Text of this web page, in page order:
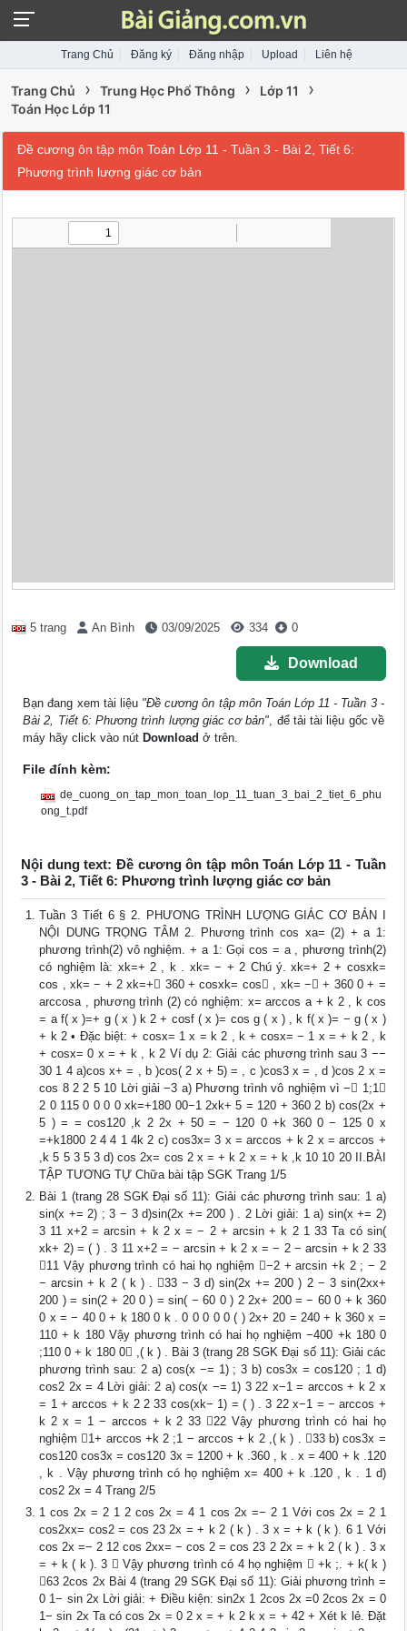
Trang Chủ Đăng ký Đăng nhập Upload Liên hệ
Trang Chủ › Trung Học Phổ Thông › Lớp 11 ›
Toán Học Lớp 11
Đề cương ôn tập môn Toán Lớp 11 - Tuần 3 - Bài 2, Tiết 6:
Phương trình lượng giác cơ bản
5 trang An Bình 03/09/2025 334 0
Download
Bạn đang xem tài liệu "Đề cương ôn tập môn Toán Lớp 11 - Tuần 3 -
Bài 2, Tiết 6: Phương trình lượng giác cơ bản", để tải tài liệu gốc về
máy hãy click vào nút Download ở trên.
File đính kèm:
de_cuong_on_tap_mon_toan_lop_11_tuan_3_bai_2_tiet_6_phu
ong_t.pdf
Nội dung text: Đề cương ôn tập môn Toán Lớp 11 - Tuần
3 - Bài 2, Tiết 6: Phương trình lượng giác cơ bản
Tuần 3 Tiết 6 § 2. PHƯƠNG TRÌNH LƯỢNG GIÁC CƠ BẢN I
NỘI DUNG TRỌNG TÂM 2. Phương trình cos xa= (2) + a 1:
phương trình(2) vô nghiệm. + a 1: Gọi cos = a , phương trình(2)
có nghiệm là: xk=+ 2 , k . xk= − + 2 Chú ý. xk=+ 2 + cosxk=
cos , xk= − + 2 xk=+ 360 + cosxk= cos , xk= − + 360 0 + =
arccosa , phương trình (2) có nghiệm: x= arccos a + k 2 , k cos
= a f( x )=+ g ( x ) k 2 + cosf ( x )= cos g ( x ) , k f( x )= − g ( x )
+ k 2 • Đặc biệt: + cosx= 1 x = k 2 , k + cosx= − 1 x = + k 2 , k
+ cosx= 0 x = + k , k 2 Ví dụ 2: Giải các phương trình sau 3 −−
30 1 4 a)cos x+ = , b )cos( 2 x + 5) = , c )cos3 x = , d )cos 2 x =
cos 8 2 2 5 10 Lời giải −3 a) Phương trình vô nghiệm vì − 1;1
2 0 115 0 0 0 0 xk=+180 00−1 2xk+ 5 = 120 + 360 2 b) cos(2x +
5 ) = = cos120 ,k 2 2x + 50 = − 120 0 +k 360 0 − 125 0 x
=+k1800 2 4 4 1 4k 2 c) cos3x= 3 x = arccos + k 2 x = arccos +
,k 5 5 3 5 3 d) cos 2x= cos 2 x = + k 2 x = + k ,k 10 10 20 II.BÀI
TẬP TƯƠNG TỰ Chữa bài tập SGK Trang 1/5
Bài 1 (trang 28 SGK Đại số 11): Giải các phương trình sau: 1 a)
sin(x += 2) ; 3 − 3 d)sin(2x += 200 ) . 2 Lời giải: 1 a) sin(x += 2)
3 11 x+2 = arcsin + k 2 x = − 2 + arcsin + k 2 1 33 Ta có sin(
xk+ 2) = ( ) . 3 11 x+2 = − arcsin + k 2 x = − 2 − arcsin + k 2 33
11 Vậy phương trình có hai họ nghiệm −2 + arcsin +k 2 ; − 2
− arcsin + k 2 ( k ) . 33 − 3 d) sin(2x += 200 ) 2 − 3 sin(2xx+
200 ) = sin(2 + 20 0 ) = sin( − 60 0 ) 2 2x+ 200 = − 60 0 + k 360
0 x = − 40 0 + k 180 0 k . 0 0 0 0 0 ( ) 2x+ 20 = 240 + k 360 x =
110 + k 180 Vậy phương trình có hai họ nghiệm −400 +k 180 0
;110 0 + k 180 0 ,( k ) . Bài 3 (trang 28 SGK Đại số 11): Giải các
phương trình sau: 2 a) cos(x −= 1) ; 3 b) cos3x = cos120 ; 1 d)
cos2 2x = 4 Lời giải: 2 a) cos(x −= 1) 3 22 x−1 = arccos + k 2 x
= 1 + arccos + k 2 2 33 cos(xk− 1) = ( ) . 3 22 x−1 = − arccos +
k 2 x = 1 − arccos + k 2 33 22 Vậy phương trình có hai họ
nghiệm 1+ arccos +k 2 ;1 − arccos + k 2 ,( k ) . 33 b) cos3x =
cos120 cos3x = cos120 3x = 1200 + k .360 , k . x = 400 + k .120
, k . Vậy phương trình có họ nghiệm x= 400 + k .120 , k . 1 d)
cos2 2x = 4 Trang 2/5
1 cos 2x = 2 1 2 cos 2x = 4 1 cos 2x =− 2 1 Với cos 2x = 2 1
cos2xx= cos2 = cos 23 2x = + k 2 ( k ) . 3 x = + k ( k ). 6 1 Với
cos 2x =− 2 12 cos 2xx= − cos 2 = cos 23 2 2x = + k 2 ( k ) . 3 x
= + k ( k ). 3  Vậy phương trình có 4 họ nghiệm  +k ;. + k( k )
63 2cos 2x Bài 4 (trang 29 SGK Đại số 11): Giải phương trình =
0 1− sin 2x Lời giải: + Điều kiện: sin2x 1 2cos 2x =0 2cos 2x = 0
1− sin 2x Ta có cos 2x = 0 2 x = + k 2 k x = + 42 + Xét k lẻ. Đặt